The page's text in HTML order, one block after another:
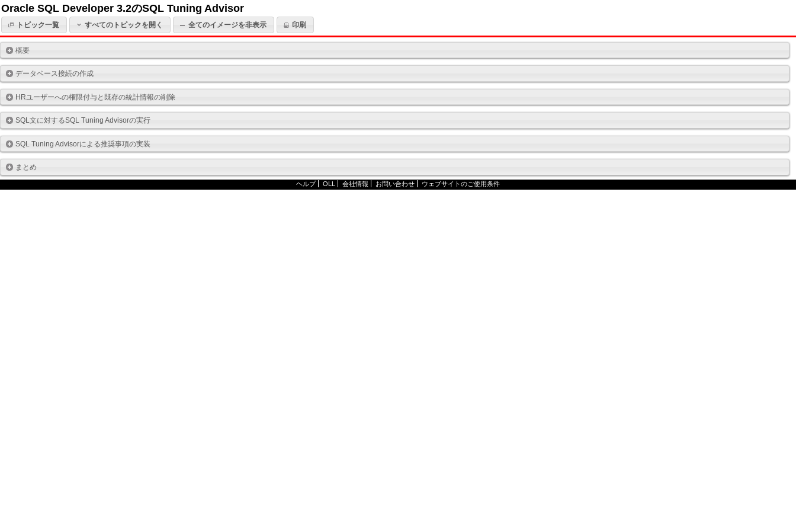
Oracle SQL Developer 3.2のSQL Tuning Advisor
トピック一覧 すべてのトピックを開く 全てのイメージを非表示 印刷
概要
データベース接続の作成
HRユーザーへの権限付与と既存の統計情報の削除
SQL文に対するSQL Tuning Advisorの実行
SQL Tuning Advisorによる推奨事項の実装
まとめ
ヘルプ OLL 会社情報 お問い合わせ ウェブサイトのご使用条件